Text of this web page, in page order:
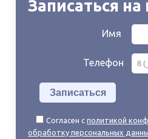
Записаться
Имя
Телефон
Согласен сполитикой
обработку персональных